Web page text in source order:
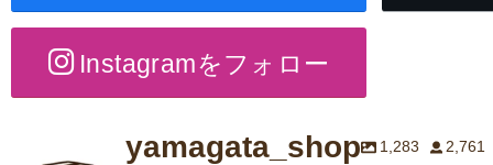
Instagramをフォロー
yamagata_shop 1,283
2,761